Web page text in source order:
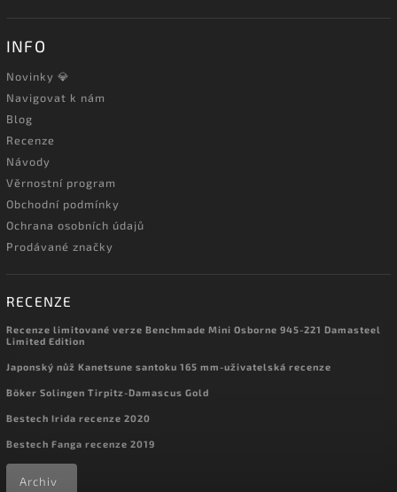
INFO
Novinky 💎
Navigovat k nám
Blog
Recenze
Návody
Věrnostní program
Obchodní podmínky
Ochrana osobních údajů
Prodávané značky
RECENZE
Recenze limitované verze Benchmade Mini Osborne 945-221 Damasteel
Limited Edition
Japonský nůž Kanetsune santoku 165 mm-uživatelská recenze
Böker Solingen Tirpitz-Damascus Gold
Bestech Irida recenze 2020
Bestech Fanga recenze 2019
Archiv